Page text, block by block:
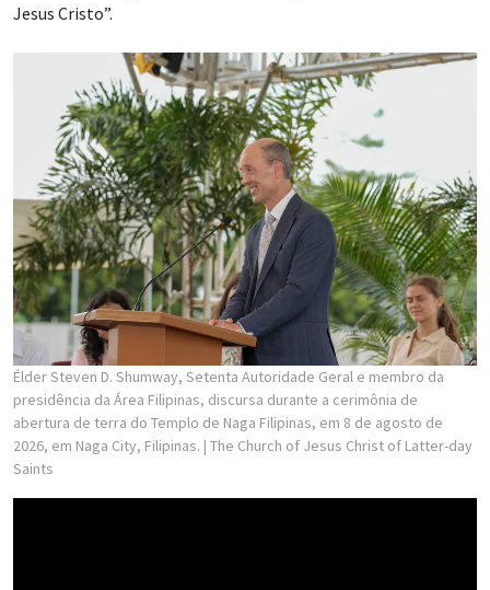
Jesus Cristo”.
Élder Steven D. Shumway, Setenta Autoridade Geral e membro da
presidência da Área Filipinas, discursa durante a cerimônia de
abertura de terra do Templo de Naga Filipinas, em 8 de agosto de
2026, em Naga City, Filipinas. | The Church of Jesus Christ of Latter-day
Saints